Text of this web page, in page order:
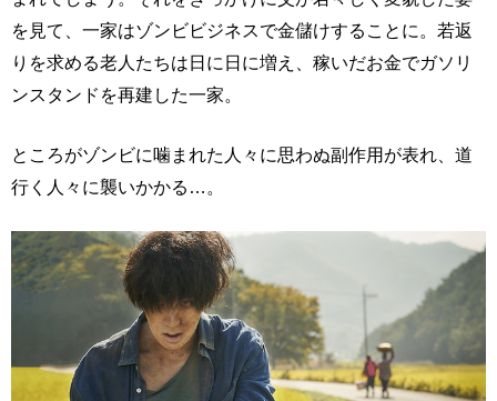
を見て、一家はゾンビビジネスで金儲けすることに。若返
りを求める老人たちは日に日に増え、稼いだお金でガソリ
ンスタンドを再建した一家。
ところがゾンビに噛まれた人々に思わぬ副作用が表れ、道
行く人々に襲いかかる…。